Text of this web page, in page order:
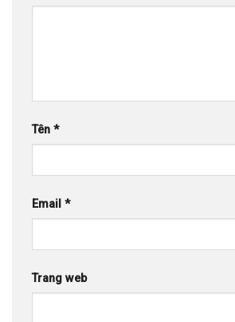
Tên *
Email *
Trang web